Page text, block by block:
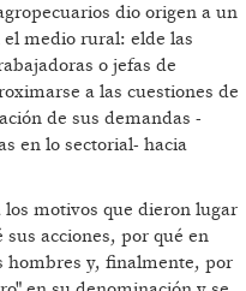
dio origen a un
medio rural: elde las
o jefas de
a las cuestiones de
de sus demandas -
en lo sectorial- hacia
motivos que dieron lugar
acciones, por qué en
hombres y, ﬁnalmente, por